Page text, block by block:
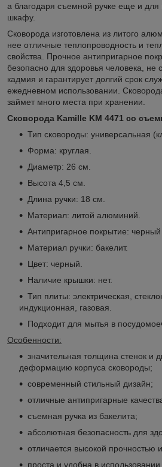
а благодаря съемной ручке еще и для
шкафу.
Сковорода изготовлена из литого
нее отличные теплопроводность и
свойства. Прочное антипригарное
безопасно для здоровья человека, не
кадмия и гарантирует долгий срок
ежедневном использовании.
займет много места при хранении.
Сковорода Kamille KM 4471 со
Тип сковороды: универсальная
Форма: круглая.
Диаметр: 26 см.
Высота 4,5 см.
Длина ручки: 18 см.
Материал: литой алюминий.
Антипригарное покрытие:
Материал ручки: бакелит.
Цвет: черный.
Наличие крышки: нет.
Тип плиты: электрическая,
индукционная, газовая.
Подходит для мытья в
Особенности:
значительная толщина стенок и
деформацию корпуса сковороды;
современный стильный дизайн;
отличные антипригарные
съемная ручка из бакелита;
абсолютная безопасность для
отличается высокой прочностью
проста и удобна в использовании.